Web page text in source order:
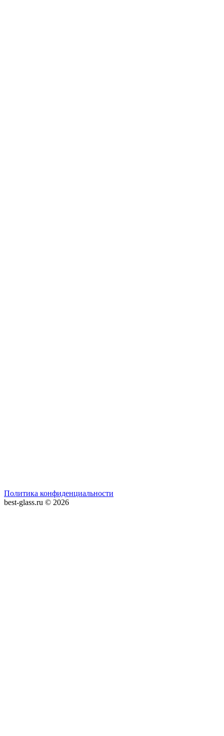
Политика конфиденциальности
best-glass.ru © 2026